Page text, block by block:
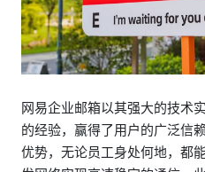
网易企业邮箱以其强大的技术
的经验，赢得了用户的广泛信
优势，无论员工身处何地，都